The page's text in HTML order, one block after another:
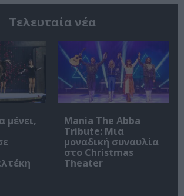
Τελευταία νέα
μένει,
Mania The Abba
Tribute: Μια
μοναδική συναυλία
στο Christmas
Theater